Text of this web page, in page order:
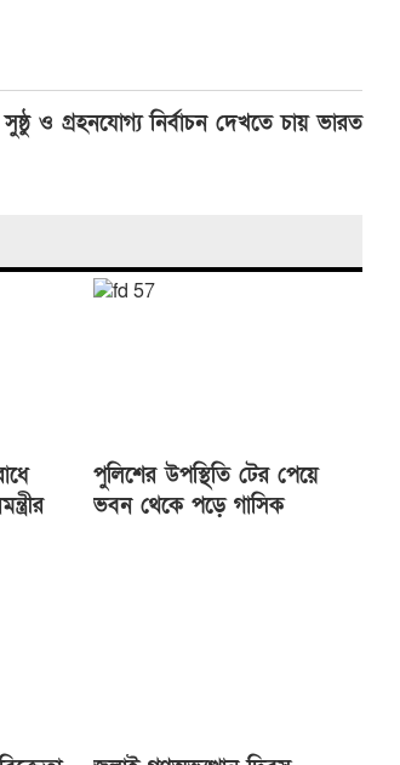
সুষ্ঠু ও গ্রহনযোগ্য নির্বাচন দেখতে চায় ভারত
পুলিশের উপস্থিতি টের পেয়ে
ভবন থেকে পড়ে গাসিক